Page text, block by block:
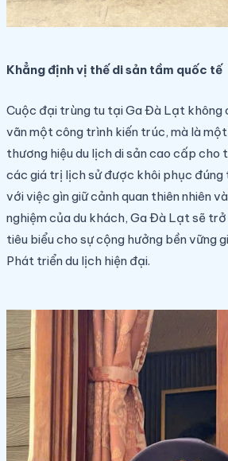
Khẳng định vị thế di sản tầm quốc tế
Cuộc đại trùng tu tại Ga Đà Lạt không
vãn một công trình kiến trúc, mà là
thương hiệu du lịch di sản cao cấp cho
các giá trị lịch sử được khôi phục
với việc gìn giữ cảnh quan thiên nhiên
nghiệm của du khách, Ga Đà Lạt sẽ
tiêu biểu cho sự cộng hưởng bền vững
Phát triển du lịch hiện đại.